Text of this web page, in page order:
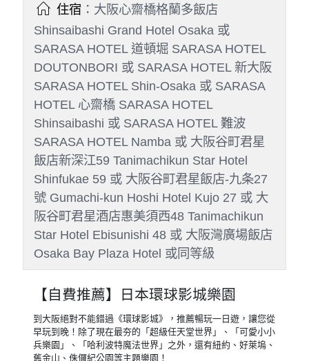
Day 4
全日自由活動(自費建議活動：
環球影城樂園～大阪新世界～天
王寺阿倍野商圈～難波～梅田～
道頓崛)
早餐：飯店簡易早餐 或 發放代金日幣
1000元
午餐：敬請自理
晚餐：敬請自理
Shinsaibashi Grand Hotel Osaka 或
SARASA HOTEL 道頓堀 SARASA HOTEL
DOUTONBORI 或 SARASA HOTEL 新大阪
SARASA HOTEL Shin-Osaka 或 SARASA